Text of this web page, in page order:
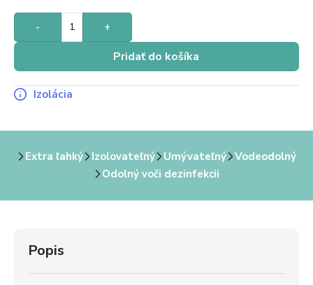
- +
Pridať do košíka
Izolácia
Extra ľahký Izolovateľný Umývateľný
Vodeodolný
Odolný voči dezinfekcii
Popis